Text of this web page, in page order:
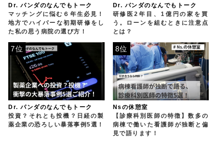
Dr. パンダのなんでもトーク
マッチングに悩む６年生必見！
地方でハイパーな初期研修をし
た私の思う病院の選び方！
Dr. パンダのなんでもトーク
研修医2年目、1億円の家を買
う。ローンを組むときに注意点
とは？
Dr. パンダのなんでもトーク
投資？それとも投機？日経の製
薬企業の恐ろしい暴落事例5選！
7位
Nsの休憩室
【診療科別医師の特徴】数多の
病棟で働いた看護師が独断と偏
見で語ります！
8位